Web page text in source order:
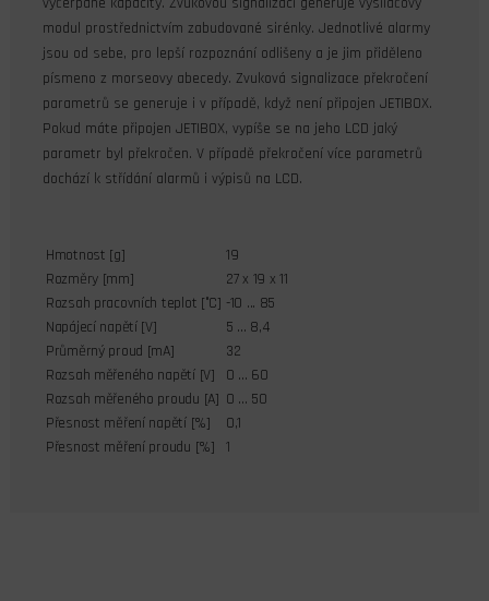
modul prostřednictvím zabudované sirénky. Jednotlivé alarmy
jsou od sebe, pro lepší rozpoznání odlišeny a je jim přiděleno
písmeno z morseovy abecedy. Zvuková signalizace překročení
parametrů se generuje i v případě, když není připojen JETIBOX.
Pokud máte připojen JETIBOX, vypíše se na jeho LCD jaký
parametr byl překročen. V případě překročení více parametrů
dochází k střídání alarmů i výpisů na LCD.
Hmotnost [g]
19
Rozměry [mm]
27 x 19 x 11
Rozsah pracovních teplot [°C] -10 ... 85
Napájecí napětí [V]
5 ... 8,4
Průměrný proud [mA]
32
Rozsah měřeného napětí [V]
0 ... 60
Rozsah měřeného proudu [A] 0 ... 50
Přesnost měření napětí [%]
0,1
Přesnost měření proudu [%]
1